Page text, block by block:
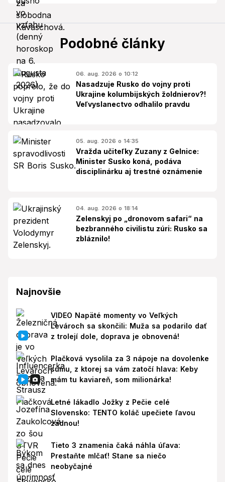
Podobné články
06. aug. 2026 o 10:12
Nasadzuje Rusko do vojny proti
Ukrajine kolumbijských žoldnierov?!
Veľvyslanectvo odhalilo pravdu
05. aug. 2026 o 14:35
Vražda učiteľky Zuzany z Gelnice:
Minister Susko koná, podáva
disciplinárku aj trestné oznámenie
04. aug. 2026 o 18:14
Zelenskyj po „dronovom safari“ na
bezbranného civilistu zúri: Rusko sa
zbláznilo!
Najnovšie
VIDEO Napäté momenty vo Veľkých
Levároch sa skončili: Muža sa podarilo dať
z trolejí dole, doprava je obnovená!
Plačková vysolila za 3 nápoje na dovolenke
sumu, z ktorej sa vám zatočí hlava: Keby
mám tu kaviareň, som milionárka!
Letné lákadlo Jožky z Pečie celé
Slovensko: TENTO koláč upečiete ľavou
zadnou!
Tieto 3 znamenia čaká náhla úľava:
Prestaňte mlčať! Stane sa niečo
neobyčajné